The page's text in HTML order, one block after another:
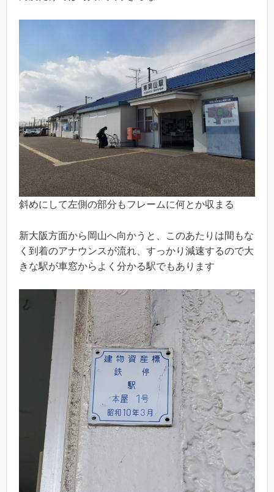
斜めにして左側の部分もフレームに何とか収まる
新大阪方面から岡山へ向かうと、このあたりは間もな
く到着のアナウンスが流れ、すっかり減速するので大
きな駅が車窓からよく分かる駅でもあります